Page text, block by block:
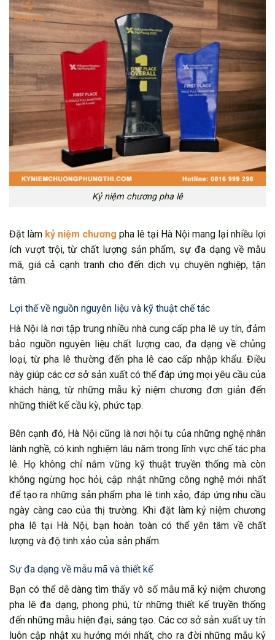
Kỷ niệm chương pha lê
Đặt làm kỷ niệm chương pha lê tại Hà Nội mang lại nhiều lợi
ích vượt trội, từ chất lượng sản phẩm, sự đa dạng về mẫu
mã, giá cả cạnh tranh cho đến dịch vụ chuyên nghiệp, tận
tâm.
Lợi thế về nguồn nguyên liệu và kỹ thuật chế tác
Hà Nội là nơi tập trung nhiều nhà cung cấp pha lê uy tín, đảm
bảo nguồn nguyên liệu chất lượng cao, đa dạng về chủng
loại, từ pha lê thường đến pha lê cao cấp nhập khẩu. Điều
này giúp các cơ sở sản xuất có thể đáp ứng mọi yêu cầu của
khách hàng, từ những mẫu kỷ niệm chương đơn giản đến
những thiết kế cầu kỳ, phức tạp.
Bên cạnh đó, Hà Nội cũng là nơi hội tụ của những nghệ nhân
lành nghề, có kinh nghiệm lâu năm trong lĩnh vực chế tác pha
lê. Họ không chỉ nắm vững kỹ thuật truyền thống mà còn
không ngừng học hỏi, cập nhật những công nghệ mới nhất
để tạo ra những sản phẩm pha lê tinh xảo, đáp ứng nhu cầu
ngày càng cao của thị trường. Khi đặt làm kỷ niệm chương
pha lê tại Hà Nội, bạn hoàn toàn có thể yên tâm về chất
lượng và độ tinh xảo của sản phẩm.
Sự đa dạng về mẫu mã và thiết kế
Bạn có thể dễ dàng tìm thấy vô số mẫu mã kỷ niệm chương
pha lê đa dạng, phong phú, từ những thiết kế truyền thống
đến những mẫu hiện đại, sáng tạo. Các cơ sở sản xuất uy tín
luôn cập nhật xu hướng mới nhất, cho ra đời những mẫu kỷ